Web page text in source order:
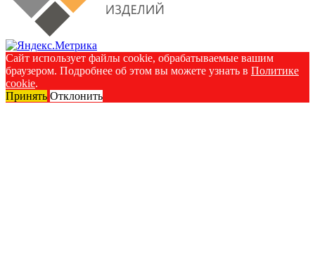
Сайт использует файлы cookie, обрабатываемые вашим
браузером. Подробнее об этом вы можете узнать в Политике
cookie.
Принять Отклонить